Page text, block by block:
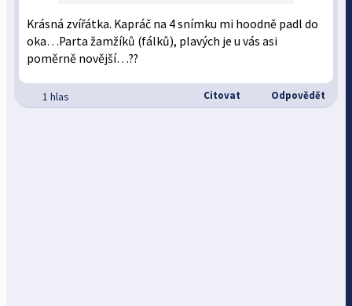
Krásná zvířátka. Kapráč na 4 snímku mi hoodně padl do
oka…Parta žamžíků (fálků), plavých je u vás asi
poměrně novější…??
1 hlas Citovat Odpovědět